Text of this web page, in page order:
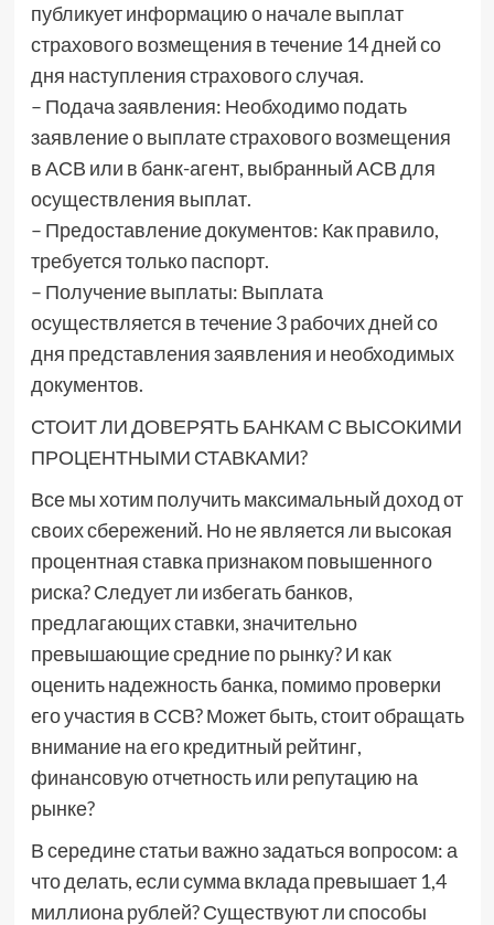
публикует информацию о начале выплат
страхового возмещения в течение 14 дней со
дня наступления страхового случая.
– Подача заявления: Необходимо подать
заявление о выплате страхового возмещения
в АСВ или в банк-агент, выбранный АСВ для
осуществления выплат.
– Предоставление документов: Как правило,
требуется только паспорт.
– Получение выплаты: Выплата
осуществляется в течение 3 рабочих дней со
дня представления заявления и необходимых
документов.
СТОИТ ЛИ ДОВЕРЯТЬ БАНКАМ С ВЫСОКИМИ
ПРОЦЕНТНЫМИ СТАВКАМИ?
Все мы хотим получить максимальный доход от
своих сбережений. Но не является ли высокая
процентная ставка признаком повышенного
риска? Следует ли избегать банков,
предлагающих ставки, значительно
превышающие средние по рынку? И как
оценить надежность банка, помимо проверки
его участия в ССВ? Может быть, стоит обращать
внимание на его кредитный рейтинг,
финансовую отчетность или репутацию на
рынке?
В середине статьи важно задаться вопросом: а
что делать, если сумма вклада превышает 1,4
миллиона рублей? Существуют ли способы